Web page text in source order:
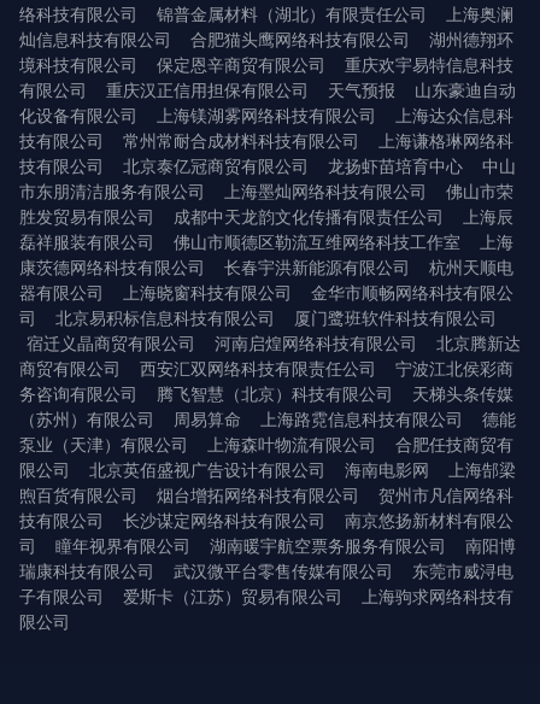
络科技有限公司
锦普金属材料（湖北）有限责任公司
上海奥澜
灿信息科技有限公司
合肥猫头鹰网络科技有限公司
湖州德翔环
境科技有限公司
保定恩辛商贸有限公司
重庆欢宇易特信息科技
有限公司
重庆汉正信用担保有限公司 天气预报
山东豪迪自动
化设备有限公司
上海镁湖雾网络科技有限公司
上海达众信息科
技有限公司
常州常耐合成材料科技有限公司
上海谦格琳网络科
技有限公司
北京泰亿冠商贸有限公司 龙扬虾苗培育中心
中山
市东朋清洁服务有限公司
上海墨灿网络科技有限公司
佛山市荣
胜发贸易有限公司
成都中天龙韵文化传播有限责任公司
上海辰
磊祥服装有限公司
佛山市顺德区勒流互维网络科技工作室
上海
康茨德网络科技有限公司
长春宇洪新能源有限公司
杭州天顺电
器有限公司
上海晓窗科技有限公司
金华市顺畅网络科技有限公
司
北京易积标信息科技有限公司
厦门鹭班软件科技有限公司
宿迁义晶商贸有限公司
河南启煌网络科技有限公司
北京腾新达
商贸有限公司
西安汇双网络科技有限责任公司
宁波江北侯彩商
务咨询有限公司
腾飞智慧（北京）科技有限公司
天梯头条传媒
（苏州）有限公司
周易算命 上海路霓信息科技有限公司
德能
泵业（天津）有限公司
上海森叶物流有限公司
合肥任技商贸有
限公司
北京英佰盛视广告设计有限公司 海南电影网
上海郜梁
煦百货有限公司
烟台增拓网络科技有限公司
贺州市凡信网络科
技有限公司
长沙谋定网络科技有限公司
南京悠扬新材料有限公
司
瞳年视界有限公司 湖南暖宇航空票务服务有限公司
南阳博
瑞康科技有限公司
武汉微平台零售传媒有限公司
东莞市威浔电
子有限公司
爱斯卡（江苏）贸易有限公司
上海驹求网络科技有
限公司